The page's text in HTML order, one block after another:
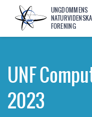
UNGDOMMENS
FORENING
UNF
2023